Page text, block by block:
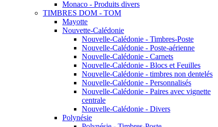
Monaco - Produits divers
TIMBRES DOM - TOM
Mayotte
Nouvette-Calédonie
Nouvelle-Calédonie - Timbres-Poste
Nouvelle-Calédonie - Poste-aérienne
Nouvelle-Calédonie - Carnets
Nouvelle-Calédonie - Blocs et Feuilles
Nouvelle-Calédonie - timbres non dentelés
Nouvelle-Calédonie - Personnalisés
Nouvelle-Calédonie - Paires avec vignette
centrale
Nouvelle-Calédonie - Divers
Polynésie